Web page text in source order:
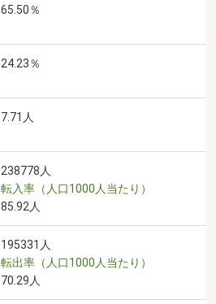
65.50％
24.23％
7.71人
238778人
転入率（人口1000人当たり）
85.92人
195331人
転出率（人口1000人当たり）
70.29人